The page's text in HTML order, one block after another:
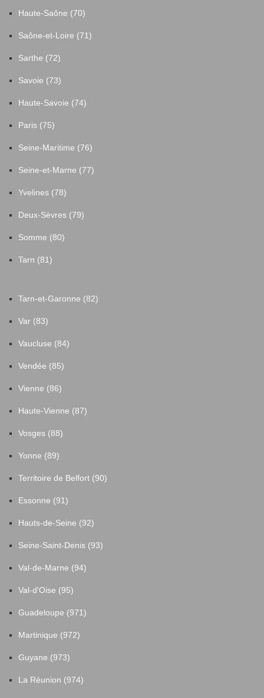
Haute-Saône (70)
Saône-et-Loire (71)
Sarthe (72)
Savoie (73)
Haute-Savoie (74)
Paris (75)
Seine-Maritime (76)
Seine-et-Marne (77)
Yvelines (78)
Deux-Sèvres (79)
Somme (80)
Tarn (81)
Tarn-et-Garonne (82)
Var (83)
Vaucluse (84)
Vendée (85)
Vienne (86)
Haute-Vienne (87)
Vosges (88)
Yonne (89)
Territoire de Belfort (90)
Essonne (91)
Hauts-de-Seine (92)
Seine-Saint-Denis (93)
Val-de-Marne (94)
Val-d'Oise (95)
Guadeloupe (971)
Martinique (972)
Guyane (973)
La Réunion (974)